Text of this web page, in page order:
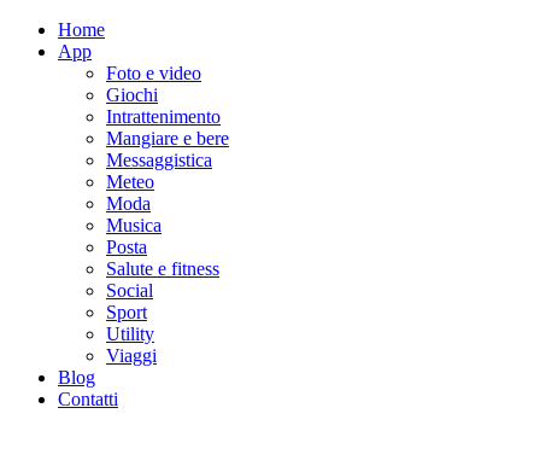
Home
App
Foto e video
Giochi
Intrattenimento
Mangiare e bere
Messaggistica
Meteo
Moda
Musica
Posta
Salute e fitness
Social
Sport
Utility
Viaggi
Blog
Contatti